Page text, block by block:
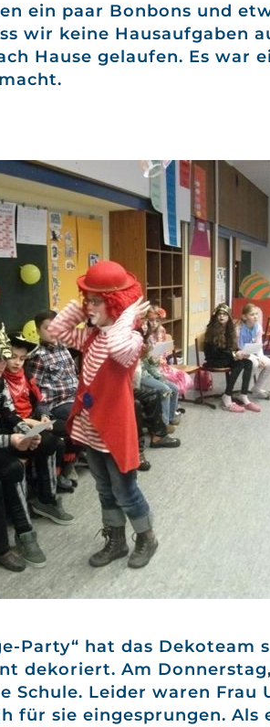
ein paar Bonbons und
wir keine Hausaufgaben
Hause gelaufen. Es war
Party“ hat das Dekoteam
dekoriert. Am
Schule. Leider waren Frau
für sie eingesprungen. Als